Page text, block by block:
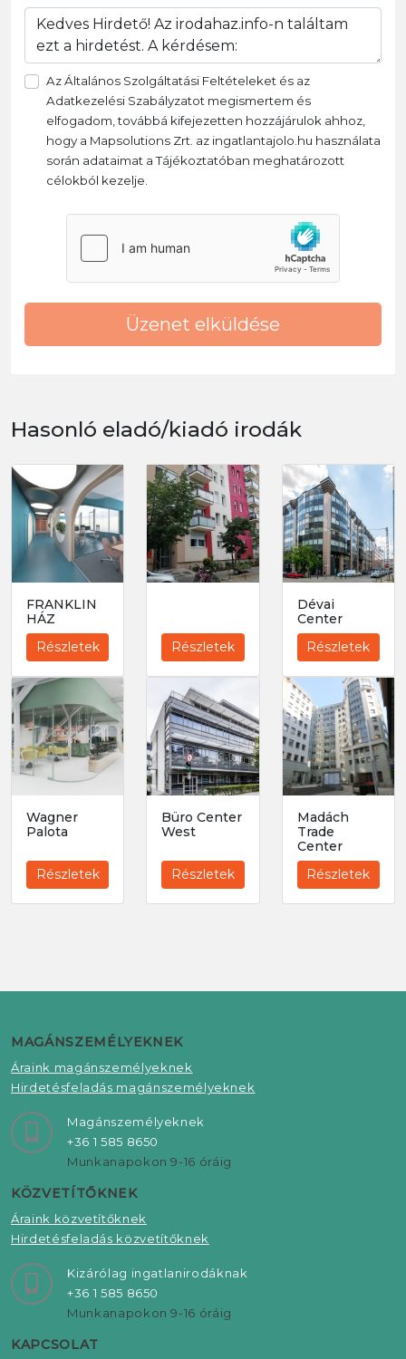
Az Általános Szolgáltatási Feltételeket és az
Adatkezelési Szabályzatot megismertem és
elfogadom, továbbá kifejezetten hozzájárulok ahhoz,
hogy a Mapsolutions Zrt. az ingatlantajolo.hu használata
során adataimat a Tájékoztatóban meghatározott
célokból kezelje.
Üzenet elküldése
Hasonló eladó/kiadó irodák
FRANKLIN
HÁZ
Részletek
Részletek
Dévai
Center
Részletek
Wagner
Palota
Részletek
Büro Center
West
Részletek
Madách
Trade
Center
Részletek
MAGÁNSZEMÉLYEKNEK
Áraink magánszemélyeknek
Hirdetésfeladás magánszemélyeknek
Magánszemélyeknek
+36 1 585 8650
Munkanapokon 9-16 óráig
KÖZVETÍTŐKNEK
Áraink közvetítőknek
Hirdetésfeladás közvetítőknek
Kizárólag ingatlanirodáknak
+36 1 585 8650
Munkanapokon 9-16 óráig
KAPCSOLAT